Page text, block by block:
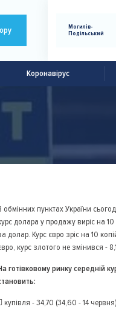
Могилів-
Подільський
Коронавірус
обмінних пунктах України
долара у продажу виріс на
долар. Курс євро зріс на 10
курс злотого не змінився -
готівковому ринку середній
купівля - 34,70 (34,60 - 14